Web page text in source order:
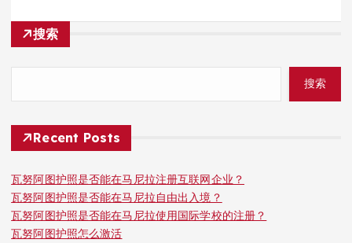
搜索
搜索
Recent Posts
瓦努阿图护照是否能在马尼拉注册互联网企业？
瓦努阿图护照是否能在马尼拉自由出入境？
瓦努阿图护照是否能在马尼拉使用国际学校的注册？
瓦努阿图护照怎么激活